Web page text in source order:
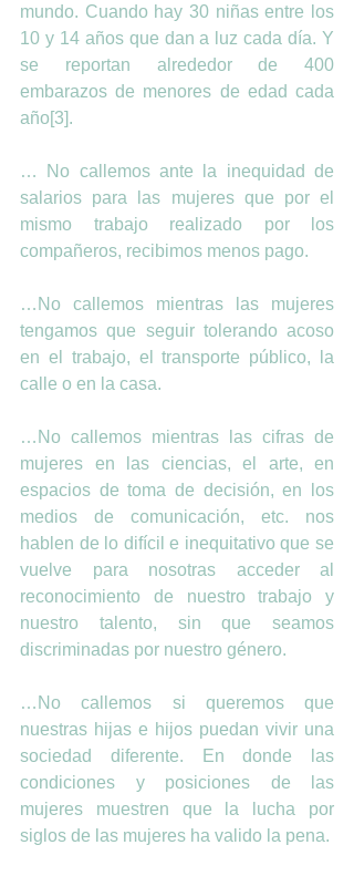
mundo. Cuando hay 30 niñas entre los
10 y 14 años que dan a luz cada día. Y
se reportan alrededor de 400
embarazos de menores de edad cada
año[3].
… No callemos ante la inequidad de
salarios para las mujeres que por el
mismo trabajo realizado por los
compañeros, recibimos menos pago.
…No callemos mientras las mujeres
tengamos que seguir tolerando acoso
en el trabajo, el transporte público, la
calle o en la casa.
…No callemos mientras las cifras de
mujeres en las ciencias, el arte, en
espacios de toma de decisión, en los
medios de comunicación, etc. nos
hablen de lo difícil e inequitativo que se
vuelve para nosotras acceder al
reconocimiento de nuestro trabajo y
nuestro talento, sin que seamos
discriminadas por nuestro género.
…No callemos si queremos que
nuestras hijas e hijos puedan vivir una
sociedad diferente. En donde las
condiciones y posiciones de las
mujeres muestren que la lucha por
siglos de las mujeres ha valido la pena.